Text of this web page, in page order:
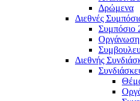
Δρώμενα
Διεθνές
Συμπόσιο
Οργάνωση
Διεθνής